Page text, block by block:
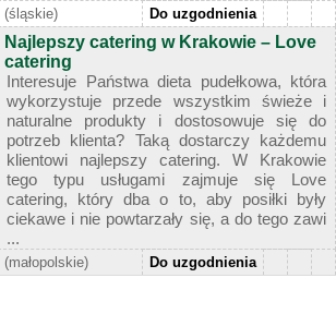
(śląskie) Do uzgodnienia
Najlepszy catering w Krakowie – Love
catering
Interesuje Państwa dieta pudełkowa, która
wykorzystuje przede wszystkim świeże i
naturalne produkty i dostosowuje się do
potrzeb klienta? Taką dostarczy każdemu
klientowi najlepszy catering. W Krakowie
tego typu usługami zajmuje się Love
catering, który dba o to, aby posiłki były
ciekawe i nie powtarzały się, a do tego zawi
...
(małopolskie) Do uzgodnienia